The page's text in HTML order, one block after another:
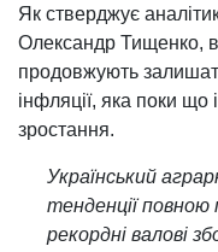
Як стверджує
Олександр Тищенко,
продовжують
інфляції, яка поки що
зростання.
Український
тенденції
рекордні валові